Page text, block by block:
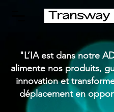
"L’IA est dans notre
alimente nos produits,
innovation et
déplacement en